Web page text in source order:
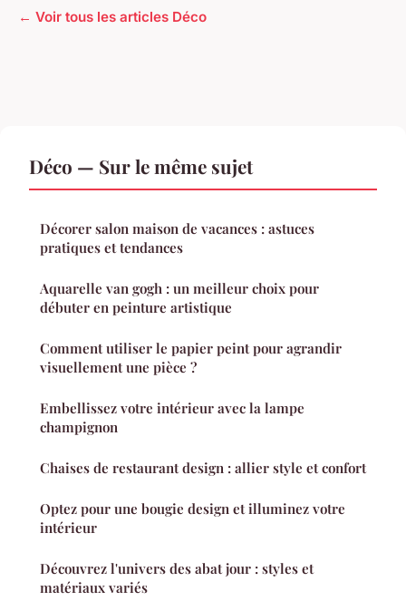
← Voir tous les articles Déco
Déco — Sur le même sujet
Décorer salon maison de vacances : astuces
pratiques et tendances
Aquarelle van gogh : un meilleur choix pour
débuter en peinture artistique
Comment utiliser le papier peint pour agrandir
visuellement une pièce ?
Embellissez votre intérieur avec la lampe
champignon
Chaises de restaurant design : allier style et confort
Optez pour une bougie design et illuminez votre
intérieur
Découvrez l'univers des abat jour : styles et
matériaux variés